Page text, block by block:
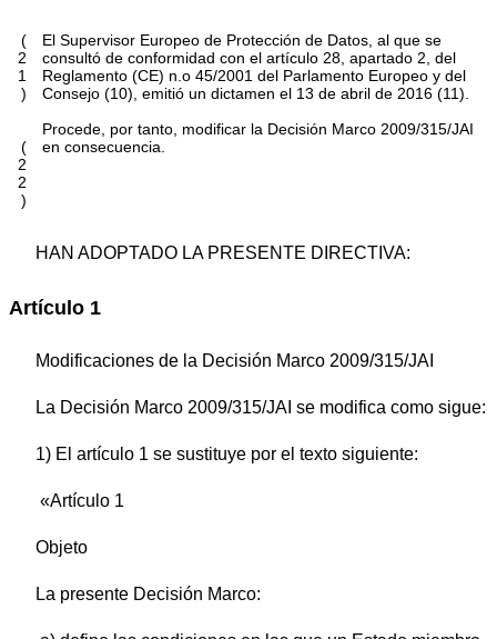
(
2
1
)
(
2
2
)
El Supervisor Europeo de Protección de Datos, al que se
consultó de conformidad con el artículo 28, apartado 2, del
Reglamento (CE) n.o 45/2001 del Parlamento Europeo y del
Consejo (10), emitió un dictamen el 13 de abril de 2016 (11).
Procede, por tanto, modificar la Decisión Marco 2009/315/JAI
en consecuencia.
HAN ADOPTADO LA PRESENTE DIRECTIVA:
Artículo 1
Modificaciones de la Decisión Marco 2009/315/JAI
La Decisión Marco 2009/315/JAI se modifica como sigue:
1) El artículo 1 se sustituye por el texto siguiente:
«Artículo 1
Objeto
La presente Decisión Marco: